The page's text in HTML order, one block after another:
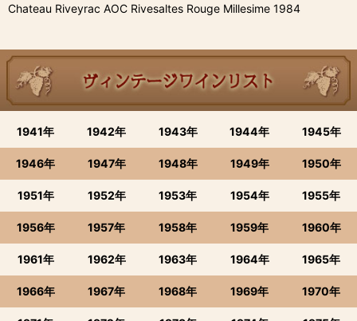
Chateau Riveyrac AOC Rivesaltes Rouge Millesime 1984
1941年 1942年 1943年 1944年 1945年
1946年 1947年 1948年 1949年 1950年
1951年 1952年 1953年 1954年 1955年
1956年 1957年 1958年 1959年 1960年
1961年 1962年 1963年 1964年 1965年
1966年 1967年 1968年 1969年 1970年